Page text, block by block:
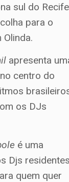
sul do
para o
apresenta
centro do
os DJs
é uma
Djs
quem quer